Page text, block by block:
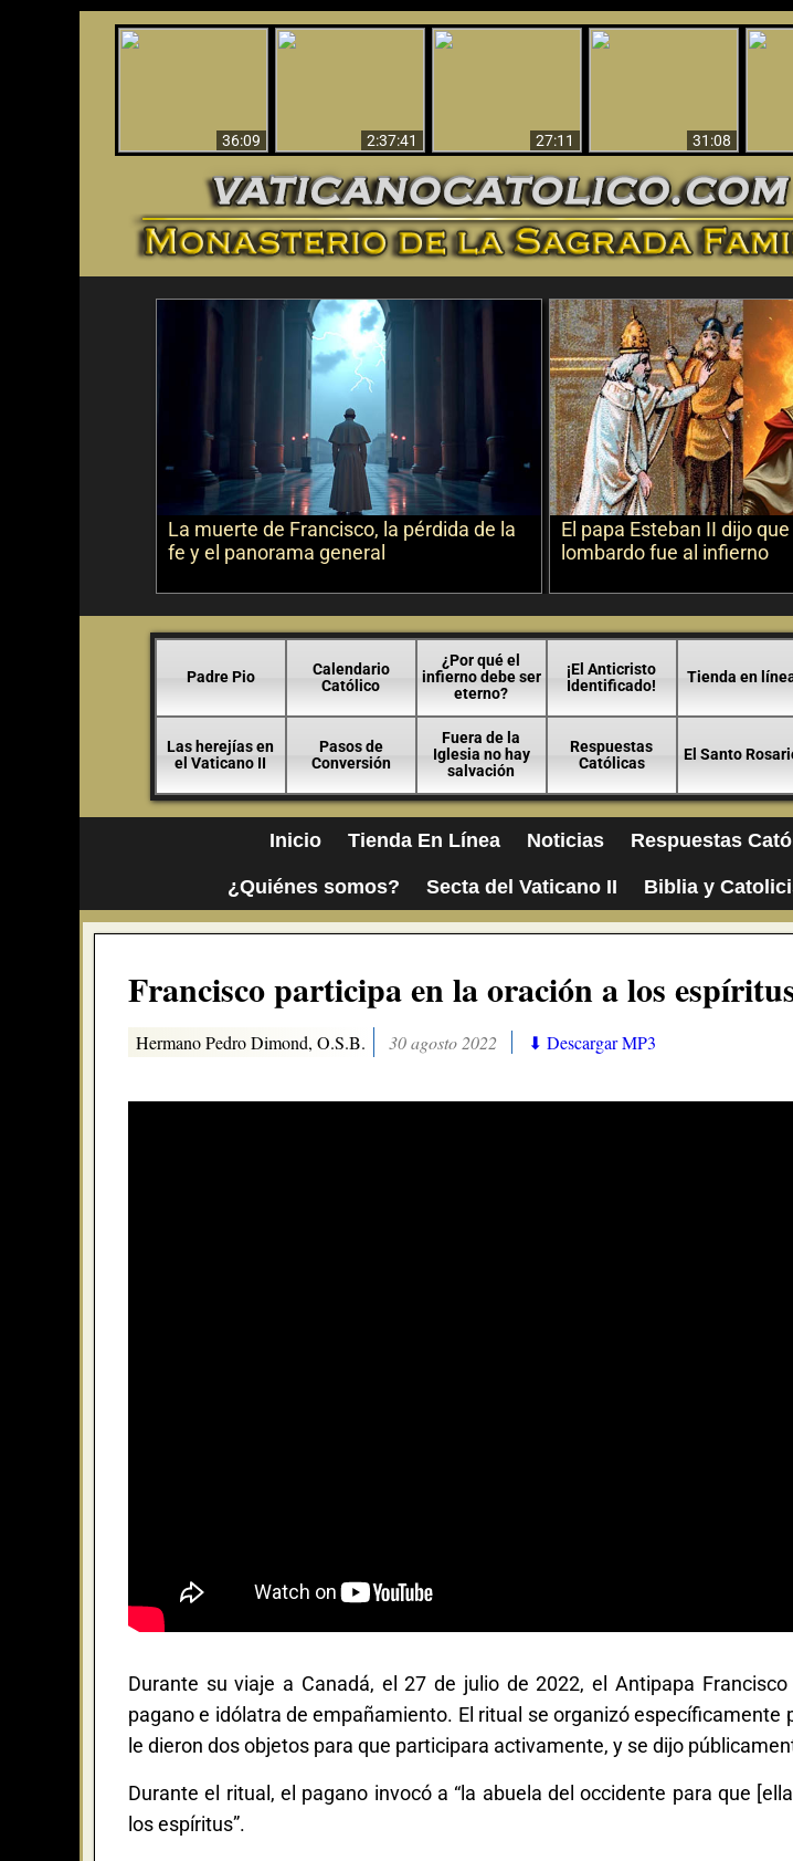
36:09
2:37:41
27:11
31:08
La muerte de Francisco, la pérdida de la
fe y el panorama general
El papa Esteban II dijo
lombardo fue al infierno
Padre Pio
Calendario
Católico
¿Por qué el
infierno debe ser
eterno?
¡El Anticristo
Identificado!
Tienda en
Las herejías en
el Vaticano II
Pasos de
Conversión
Fuera de la
Iglesia no hay
salvación
Respuestas
Católicas
El Santo
Inicio Tienda En Línea Noticias Respuestas
¿Quiénes somos? Secta del Vaticano II Biblia y
Francisco participa en la oración a los
Hermano Pedro Dimond, O.S.B. 30 agosto 2022 ⬇ Descargar MP3
Durante su viaje a Canadá, el 27 de julio de 2022, el Antipapa
pagano e idólatra de empañamiento. El ritual se organizó específicamente
le dieron dos objetos para que participara activamente, y se dijo
Durante el ritual, el pagano invocó a “la abuela del occidente para que
los espíritus”.